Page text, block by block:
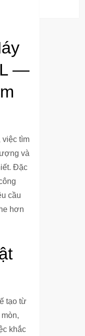
—
việc tìm
và
Đặc
cầu
hơn
tạo từ
khắc